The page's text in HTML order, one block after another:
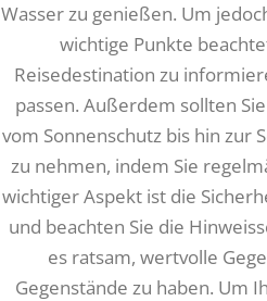
Wasser zu genießen. Um
wichtige Punkte
Reisedestination zu
passen. Außerdem sollten
vom Sonnenschutz bis hin zur
zu nehmen, indem Sie
wichtiger Aspekt ist die
und beachten Sie die
es ratsam, wertvolle
Gegenstände zu haben. Um